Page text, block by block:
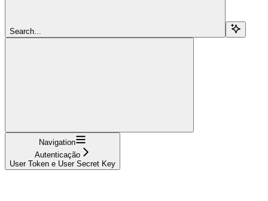
Search...
Navigation
Autenticação
User Token e User Secret Key